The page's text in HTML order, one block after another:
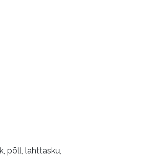
põll, lahttasku,